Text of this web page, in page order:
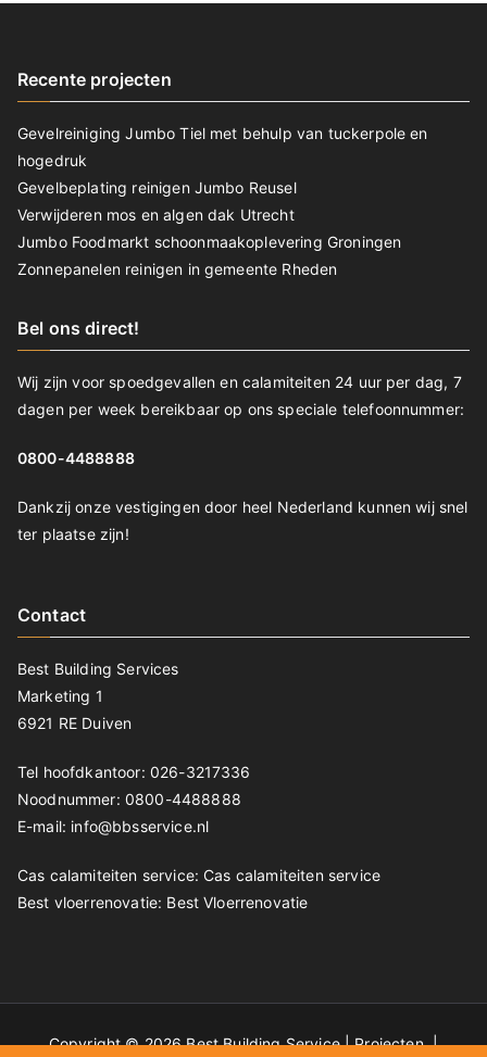
Recente projecten
Gevelreiniging Jumbo Tiel met behulp van tuckerpole en
hogedruk
Gevelbeplating reinigen Jumbo Reusel
Verwijderen mos en algen dak Utrecht
Jumbo Foodmarkt schoonmaakoplevering Groningen
Zonnepanelen reinigen in gemeente Rheden
Bel ons direct!
Wij zijn voor spoedgevallen en calamiteiten 24 uur per dag, 7
dagen per week bereikbaar op ons speciale telefoonnummer:
0800-4488888
Dankzij onze vestigingen door heel Nederland kunnen wij snel
ter plaatse zijn!
Contact
Best Building Services
Marketing 1
6921 RE Duiven
Tel hoofdkantoor: 026-3217336
Noodnummer: 0800-4488888
E-mail: info@bbsservice.nl
Cas calamiteiten service: Cas calamiteiten service
Best vloerrenovatie: Best Vloerrenovatie
Copyright © 2026 Best Building Service |Projecten|